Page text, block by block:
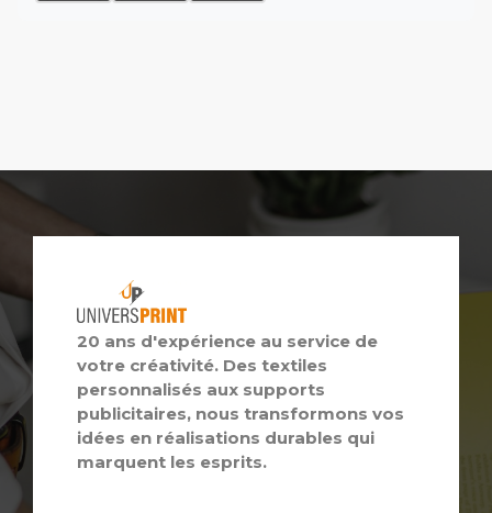
20 ans d'expérience au service de
votre créativité. Des textiles
personnalisés aux supports
publicitaires, nous transformons vos
idées en réalisations durables qui
marquent les esprits.